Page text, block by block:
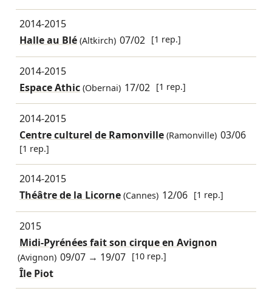
2014-2015
Halle au Blé(Altkirch) 07/02 [1 rep.]
2014-2015
Espace Athic(Obernai) 17/02 [1 rep.]
2014-2015
Centre culturel de Ramonville(Ramonville) 03/06
[1 rep.]
2014-2015
Théâtre de la Licorne(Cannes) 12/06 [1 rep.]
2015
Midi-Pyrénées fait son cirque en Avignon
(Avignon) 09/07 → 19/07 [10 rep.]
Île Piot